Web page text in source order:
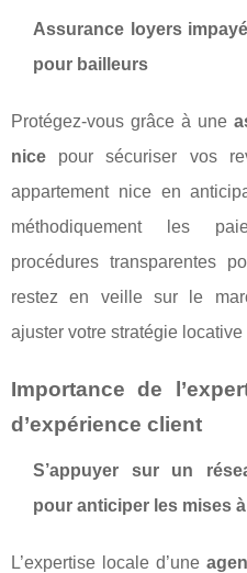
Assurance loyers
pour bailleurs
Protégez-vous grâce à une
nice pour sécuriser vos
appartement nice en
méthodiquement les
procédures transparentes
restez en veille sur le
ajuster votre stratégie
Importance de
d’expérience client
S’appuyer sur un
pour anticiper les mises
L’expertise locale d’une